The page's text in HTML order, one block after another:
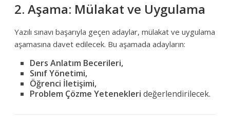
2. Aşama: Mülakat ve Uygulama
Yazılı sınavı başarıyla geçen adaylar, mülakat ve uygulama
aşamasına davet edilecek. Bu aşamada adayların:
Ders Anlatım Becerileri,
Sınıf Yönetimi,
Öğrenci İletişimi,
Problem Çözme Yetenekleri değerlendirilecek.